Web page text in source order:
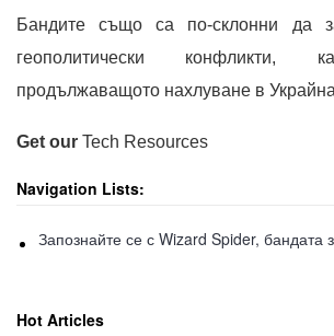
Бандите също са по-склонни да
геополитически конфликти,
продължаващото нахлуване в
Get our Tech Resources
Navigation Lists:
Hot Articles